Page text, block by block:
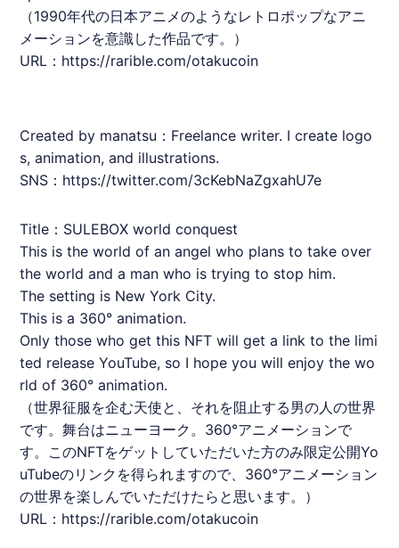
（1990年代の日本アニメのようなレトロポップなアニ
メーションを意識した作品です。）
URL： https://rarible.com/otakucoin
Created by manatsu：Freelance writer. I create logo
s, animation, and illustrations.
SNS：https://twitter.com/3cKebNaZgxahU7e
Title：SULEBOX world conquest
This is the world of an angel who plans to take over
the world and a man who is trying to stop him.
The setting is New York City.
This is a 360° animation.
Only those who get this NFT will get a link to the limi
ted release YouTube, so I hope you will enjoy the wo
rld of 360° animation.
（世界征服を企む天使と、それを阻止する男の人の世界
です。舞台はニューヨーク。360°アニメーションで
す。このNFTをゲットしていただいた方のみ限定公開Yo
uTubeのリンクを得られますので、360°アニメーション
の世界を楽しんでいただけたらと思います。）
URL： https://rarible.com/otakucoin